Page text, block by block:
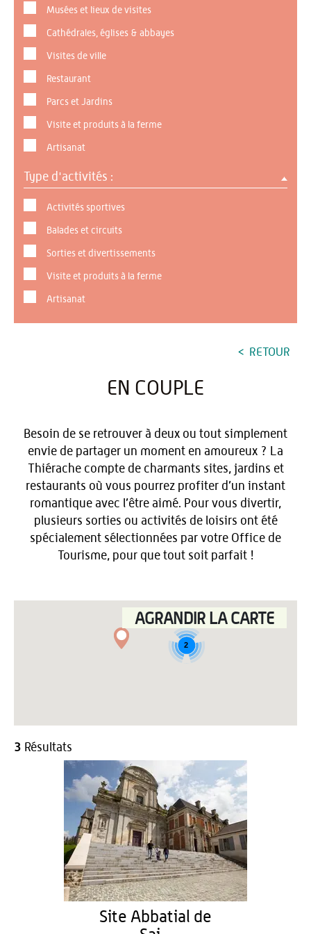
Musées et lieux de visites
Cathédrales, églises & abbayes
Visites de ville
Restaurant
Parcs et Jardins
Visite et produits à la ferme
Artisanat
Type d'activités :
Activités sportives
Balades et circuits
Sorties et divertissements
Visite et produits à la ferme
Artisanat
RETOUR
EN COUPLE
Besoin de se retrouver à deux ou tout simplement
envie de partager un moment en amoureux ? La
Thiérache compte de charmants sites, jardins et
restaurants où vous pourrez profiter d’un instant
romantique avec l’être aimé. Pour vous divertir,
plusieurs sorties ou activités de loisirs ont été
spécialement sélectionnées par votre Office de
Tourisme, pour que tout soit parfait !
2
AGRANDIR LA CARTE
3 Résultats
Site Abbatial de